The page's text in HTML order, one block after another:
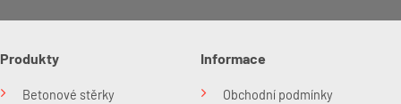
Produkty
Betonové stěrky
Informace
Obchodní podmínky